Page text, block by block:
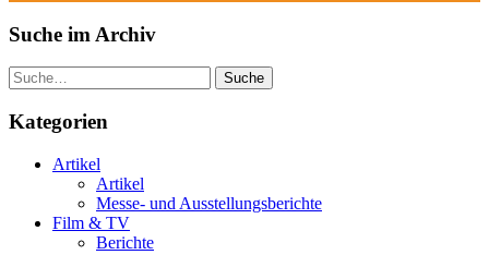
Suche im Archiv
Suche
Kategorien
Artikel
Artikel
Messe- und Ausstellungsberichte
Film & TV
Berichte